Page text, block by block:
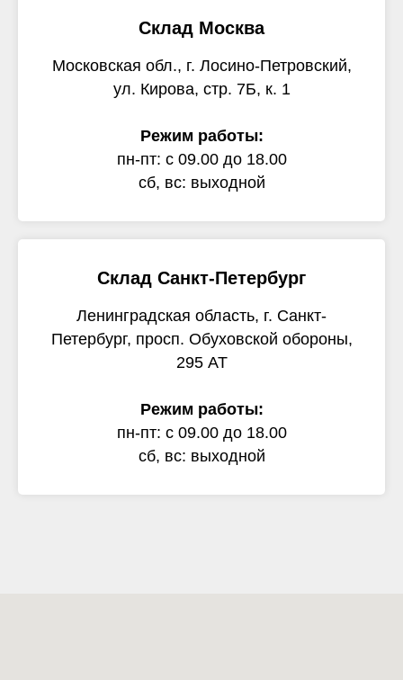
Склад Москва
Московская обл., г. Лосино-Петровский,
ул. Кирова, стр. 7Б, к. 1
Режим работы:
пн-пт: с 09.00 до 18.00
сб, вс: выходной
Склад Санкт-Петербург
Ленинградская область, г. Санкт-
Петербург, просп. Обуховской обороны,
295 АТ
Режим работы:
пн-пт: с 09.00 до 18.00
сб, вс: выходной